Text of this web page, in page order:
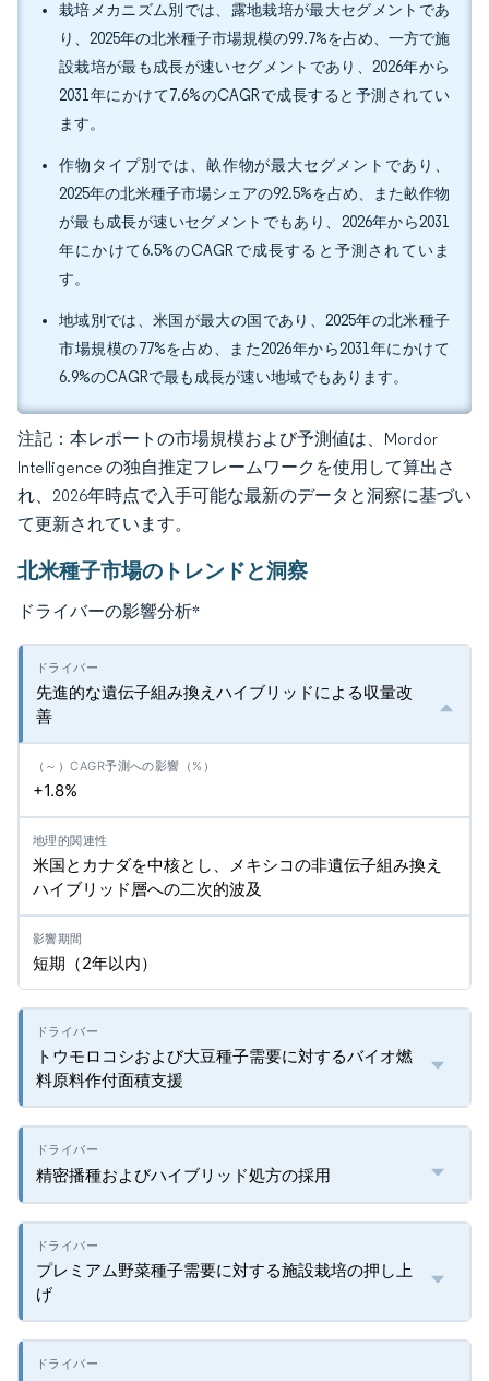
栽培メカニズム別では、露地栽培が最大セグメントであ
り、2025年の北米種子市場規模の99.7%を占め、一方で施
設栽培が最も成長が速いセグメントであり、2026年から
2031年にかけて7.6%のCAGRで成長すると予測されてい
ます。
作物タイプ別では、畝作物が最大セグメントであり、
2025年の北米種子市場シェアの92.5%を占め、また畝作物
が最も成長が速いセグメントでもあり、2026年から2031
年にかけて6.5%のCAGRで成長すると予測されていま
す。
地域別では、米国が最大の国であり、2025年の北米種子
市場規模の77%を占め、また2026年から2031年にかけて
6.9%のCAGRで最も成長が速い地域でもあります。
注記：本レポートの市場規模および予測値は、Mordor
Intelligence の独自推定フレームワークを使用して算出さ
れ、2026年時点で入手可能な最新のデータと洞察に基づい
て更新されています。
北米種子市場のトレンドと洞察
ドライバーの影響分析*
先進的な遺伝子組み換えハイブリッドによる収量改
善
+1.8%
米国とカナダを中核とし、メキシコの非遺伝子組み換え
ハイブリッド層への二次的波及
短期（2年以内）
トウモロコシおよび大豆種子需要に対するバイオ燃
料原料作付面積支援
精密播種およびハイブリッド処方の採用
プレミアム野菜種子需要に対する施設栽培の押し上
げ